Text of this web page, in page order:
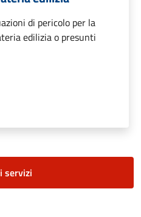
di pericolo per la
edilizia o presunti
servizi